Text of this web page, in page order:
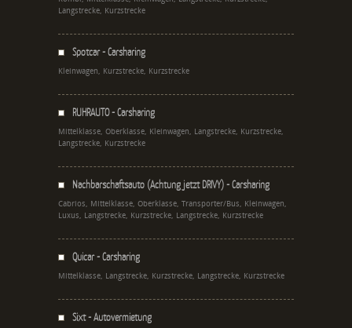
Langstrecke, Kurzstrecke
Spotcar - Carsharing
Kleinwagen, Kurzstrecke, Kurzstrecke
RUHRAUTO - Carsharing
Mittelklasse, Oberklasse, Kleinwagen, Langstrecke, Kurzstrecke,
Langstrecke, Kurzstrecke
Nachbarschaftsauto (Achtung jetzt DRIVY) - Carsharing
Cabrios, Mittelklasse, Oberklasse, Transporter/Bus, Kleinwagen,
Luxus, Langstrecke, Kurzstrecke, Langstrecke, Kurzstrecke
Quicar - Carsharing
Mittelklasse, Langstrecke, Kurzstrecke, Langstrecke, Kurzstrecke
Sixt - Autovermietung